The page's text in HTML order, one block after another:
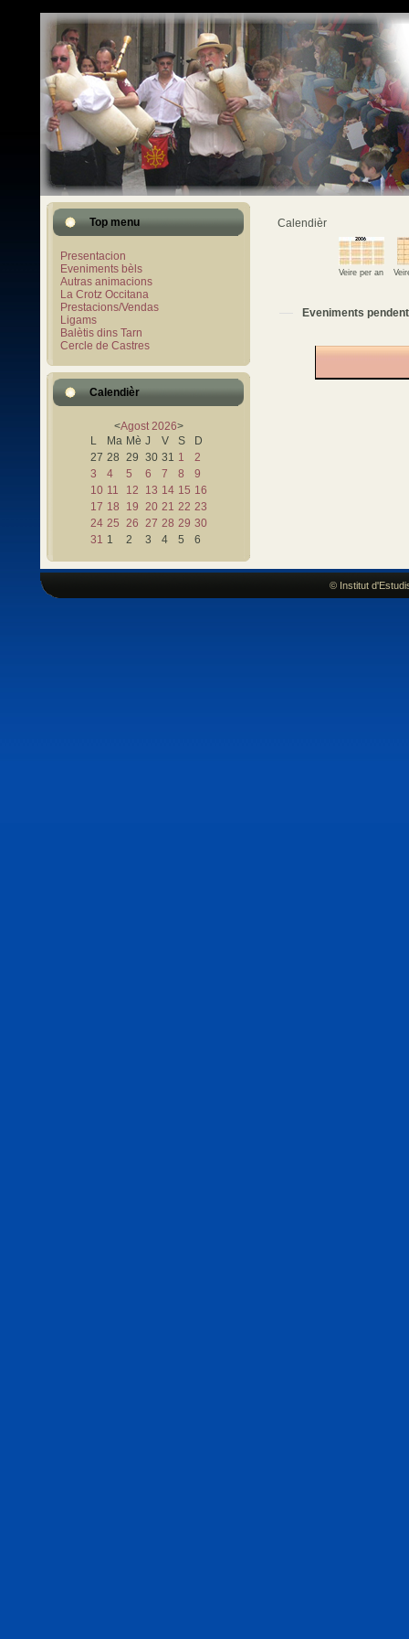
Top menu
Presentacion
Eveniments bèls
Autras animacions
La Crotz Occitana
Prestacions/Vendas
Ligams
Balètis dins Tarn
Cercle de Castres
Calendièr
<Agost 2026>
L
Ma Mè J V S
D
27 28 29 30 31 1
2
3
4 5 6 7 8
9
10 11 12 13 14 15 16
17 18 19 20 21 22 23
24 25 26 27 28 29 30
31 1 2 3 4 5 6
Calendièr
Veire per an
Eveniments pendent
© Institut